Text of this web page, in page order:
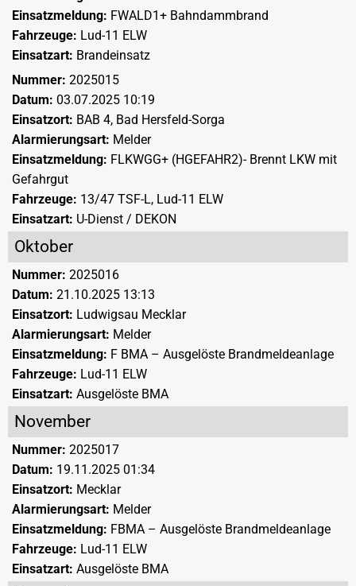
Einsatzmeldung: FWALD1+ Bahndammbrand
Fahrzeuge: Lud-11 ELW
Einsatzart: Brandeinsatz
Nummer: 2025015
Datum: 03.07.2025 10:19
Einsatzort: BAB 4, Bad Hersfeld-Sorga
Alarmierungsart: Melder
Einsatzmeldung: FLKWGG+ (HGEFAHR2)- Brennt LKW mit
Gefahrgut
Fahrzeuge: 13/47 TSF-L, Lud-11 ELW
Einsatzart: U-Dienst / DEKON
Oktober
Nummer: 2025016
Datum: 21.10.2025 13:13
Einsatzort: Ludwigsau Mecklar
Alarmierungsart: Melder
Einsatzmeldung: F BMA – Ausgelöste Brandmeldeanlage
Fahrzeuge: Lud-11 ELW
Einsatzart: Ausgelöste BMA
November
Nummer: 2025017
Datum: 19.11.2025 01:34
Einsatzort: Mecklar
Alarmierungsart: Melder
Einsatzmeldung: FBMA – Ausgelöste Brandmeldeanlage
Fahrzeuge: Lud-11 ELW
Einsatzart: Ausgelöste BMA